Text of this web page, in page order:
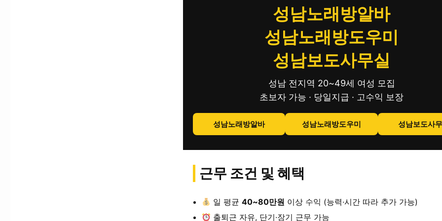
성남노래방알바
성남노래방도우미
성남보도사무실
성남 전지역 20~49세 여성 모집
초보자 가능 · 당일지급 · 고수익 보장
성남노래방알바 성남노래방도우미 성남보도사
근무 조건 및 혜택
일 평균40~80만원 이상 수익 (능력·시간 따라 추가 가능)
출퇴근 자유, 단기·장기 근무 가능